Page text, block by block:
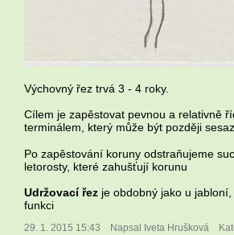
Výchovný řez trvá 3 - 4 roky.
Cílem je zapěstovat pevnou a relativně
terminálem, který může být později
Po zapěstování koruny odstraňujeme
letorosty, které zahušťují korunu
Udržovací řez je obdobný jako u
funkci
29. 1. 2015 15:43 Napsal Iveta Hrušková